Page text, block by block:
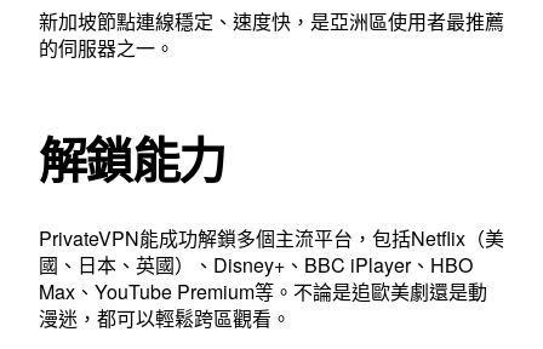
新加坡節點連線穩定、速度快，是亞洲區使用者最推薦
的伺服器之一。
解鎖能力
PrivateVPN能成功解鎖多個主流平台，包括Netflix（美
國、日本、英國）、Disney+、BBC iPlayer、HBO
Max、YouTube Premium等。不論是追歐美劇還是動
漫迷，都可以輕鬆跨區觀看。